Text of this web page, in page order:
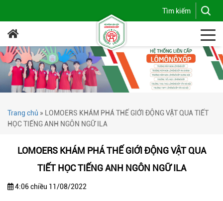
Trang chủ » LOMOERS KHÁM PHÁ THẾ GIỚI ĐỘNG VẬT QUA TIẾT
HỌC TIẾNG ANH NGÔN NGỮ ILA
LOMOERS KHÁM PHÁ THẾ GIỚI ĐỘNG VẬT QUA
TIẾT HỌC TIẾNG ANH NGÔN NGỮ ILA
4:06 chiều 11/08/2022